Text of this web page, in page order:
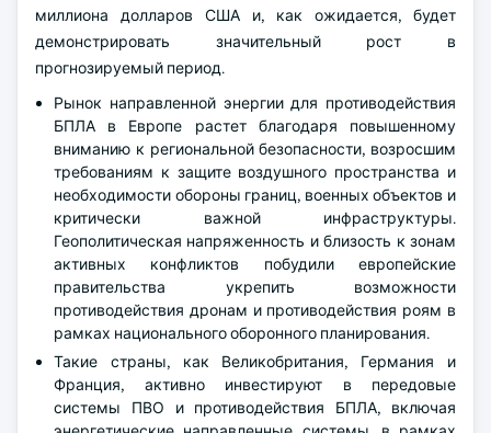
миллиона долларов США и, как ожидается, будет
демонстрировать значительный рост в
прогнозируемый период.
Рынок направленной энергии для противодействия
БПЛА в Европе растет благодаря повышенному
вниманию к региональной безопасности, возросшим
требованиям к защите воздушного пространства и
необходимости обороны границ, военных объектов и
критически важной инфраструктуры.
Геополитическая напряженность и близость к зонам
активных конфликтов побудили европейские
правительства укрепить возможности
противодействия дронам и противодействия роям в
рамках национального оборонного планирования.
Такие страны, как Великобритания, Германия и
Франция, активно инвестируют в передовые
системы ПВО и противодействия БПЛА, включая